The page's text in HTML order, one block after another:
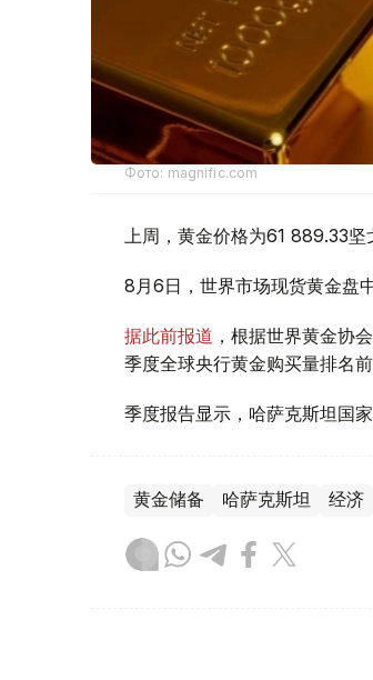
Фото: magnific.com
上周，黄金价格为61 889.33
8月6日，世界市场现货黄金盘
据此前报道 ，根据世界黄金协
季度全球央行黄金购买量排名前
季度报告显示，哈萨克斯坦国
黄金储备 哈萨克斯坦 经济